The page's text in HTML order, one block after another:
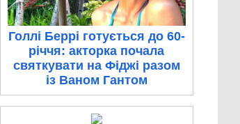
Голлі Беррі готується до 60-
річчя: акторка почала
святкувати на Фіджі разом
із Ваном Гантом